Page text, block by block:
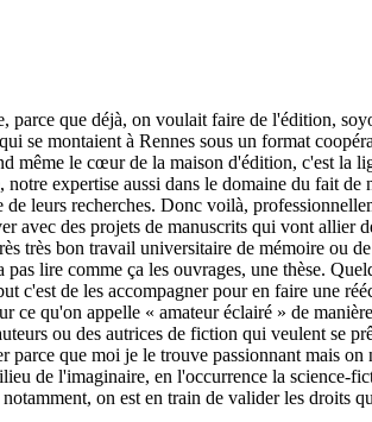
que déjà, on voulait faire de l'édition,
se montaient à Rennes sous un format
même le cœur de la maison d'édition, c'est la
expertise aussi dans le domaine du fait
de leurs recherches. Donc voilà,
avec des projets de manuscrits qui vont
très bon travail universitaire de mémoire ou
lire comme ça les ouvrages, une thèse.
c'est de les accompagner pour en faire une
ce qu'on appelle « amateur éclairé » de
ou des autrices de fiction qui veulent se
parce que moi je le trouve passionnant mais
de l'imaginaire, en l'occurrence la science-
on est en train de valider les droits